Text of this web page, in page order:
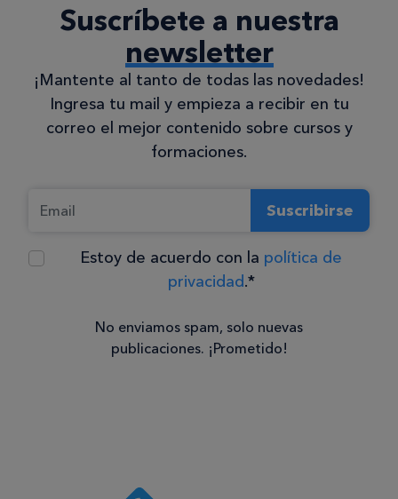
Suscríbete a nuestra
newsletter
¡Mantente al tanto de todas las novedades!
Ingresa tu mail y empieza a recibir en tu
correo el mejor contenido sobre cursos y
formaciones.
Suscribirse
Estoy de acuerdo con la política de
privacidad.*
Consentimiento
política de
No enviamos spam, solo nuevas
publicaciones. ¡Prometido!